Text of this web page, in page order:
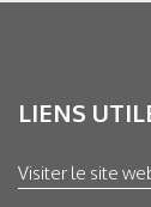
LIENS
Visiter le site